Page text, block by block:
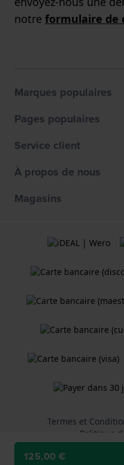
125,00 €
notre formulaire de
Marques populaires
Pages populaires
Service client
À propos de nous
Magasins
Termes et
Politique
Une boutique en ligne